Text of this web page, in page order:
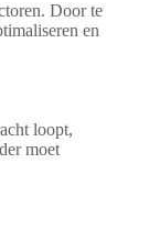
Door te
en
loopt,
moet